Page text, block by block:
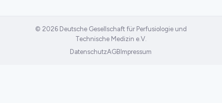
© 2026 Deutsche Gesellschaft für Perfusiologie und
Technische Medizin e.V.
DatenschutzAGB Impressum